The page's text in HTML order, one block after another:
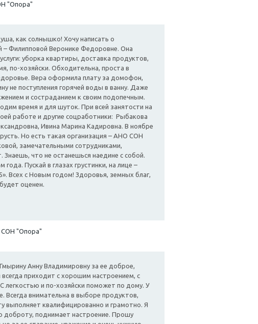
"Опора"
как солнышко! Хочу написать о
– Филипповой Веронике Федоровне. Она
уборка квартиры, доставка продуктов,
по-хозяйски. Обходительна, проста в
Вера оформила плату за домофон,
не поступления горячей воды в ванну. Даже
и состраданием к своим подопечным.
время и для шуток. При всей занятости на
работе и другие соцработники: Рыбакова
Ивина Марина Кадировна. В ноябре
Но есть такая организация – АНО СОН
замечательными сотрудниками,
Знаешь, что не останешься наедине с собой.
Пускай в глазах грустинки, на лице –
Всех с Новым годом! Здоровья, земных благ,
оценен.
СОН "Опора"
Анну Владимировну за ее доброе,
приходит с хорошим настроением, с
легкостью и по-хозяйски поможет по дому. У
Всегда внимательна в выборе продуктов,
выполняет квалифицированно и грамотно. Я
доброту, поднимает настроение. Прошу